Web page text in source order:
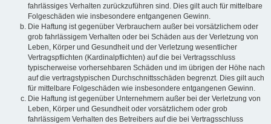
fahrlässiges Verhalten zurückzuführen sind. Dies gilt auch für mittelbare
Folgeschäden wie insbesondere entgangenen Gewinn.
Die Haftung ist gegenüber Verbrauchern außer bei vorsätzlichem oder
grob fahrlässigem Verhalten oder bei Schäden aus der Verletzung von
Leben, Körper und Gesundheit und der Verletzung wesentlicher
Vertragspflichten (Kardinalpflichten) auf die bei Vertragsschluss
typischerweise vorhersehbaren Schäden und im übrigen der Höhe nach
auf die vertragstypischen Durchschnittsschäden begrenzt. Dies gilt auch
für mittelbare Folgeschäden wie insbesondere entgangenen Gewinn.
Die Haftung ist gegenüber Unternehmern außer bei der Verletzung von
Leben, Körper und Gesundheit oder vorsätzlichem oder grob
fahrlässigem Verhalten des Betreibers auf die bei Vertragsschluss